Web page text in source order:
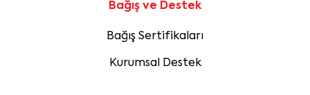
Bağış ve Destek
Bağış Sertifikaları
Kurumsal Destek